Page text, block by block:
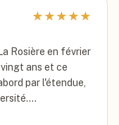
★ ★ ★ ★ ★
Rosière en février
vingt ans et ce
par l'étendue,